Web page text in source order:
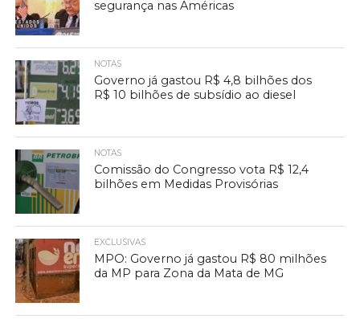
segurança nas Américas
NOTAS
Governo já gastou R$ 4,8 bilhões dos
R$ 10 bilhões de subsídio ao diesel
NOTAS
Comissão do Congresso vota R$ 12,4
bilhões em Medidas Provisórias
EXCLUSIVAS
MPO: Governo já gastou R$ 80 milhões
da MP para Zona da Mata de MG